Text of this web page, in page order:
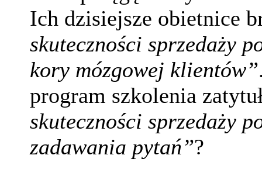
Ich dzisiejsze obietnice
skuteczności sprzedaży
kory mózgowej klientów”
program szkolenia
skuteczności sprzedaży
zadawania pytań”?